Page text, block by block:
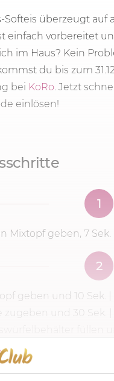
Softeis überzeugt auf
einfach vorbereitet
im Haus? Kein
du bis zum
bei KoRo . Jetzt
einlösen!
1
Mixtopf geben, 7 Sek.
2
geben und 10 Sek.
zugeben und 30 Sek. |